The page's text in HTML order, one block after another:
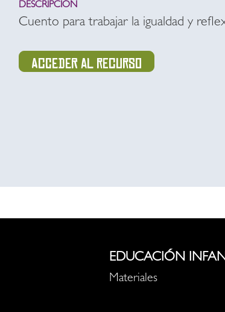
DESCRIPCIÓN
Cuento para trabajar la igualdad y
Acceder al recurso
EDUCACIÓN
Materiales